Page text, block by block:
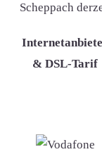
Scheppach
& DSL-Tarif